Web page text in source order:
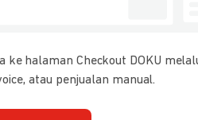
ke halaman Checkout DOKU
atau penjualan manual.